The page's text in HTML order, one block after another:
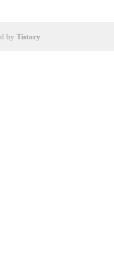
by Tistory